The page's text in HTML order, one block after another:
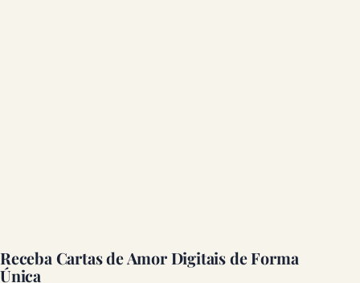
Receba Cartas de Amor Digitais de Forma
Única